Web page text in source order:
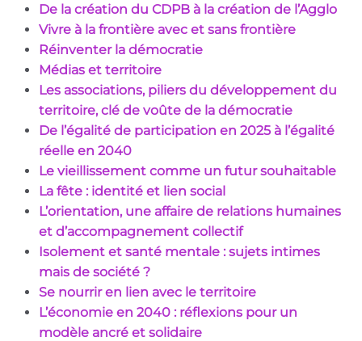
De la création du CDPB à la création de l’Agglo
Vivre à la frontière avec et sans frontière
Réinventer la démocratie
Médias et territoire
Les associations, piliers du développement du
territoire, clé de voûte de la démocratie
De l’égalité de participation en 2025 à l’égalité
réelle en 2040
Le vieillissement comme un futur souhaitable
La fête : identité et lien social
L’orientation, une affaire de relations humaines
et d’accompagnement collectif
Isolement et santé mentale : sujets intimes
mais de société ?
Se nourrir en lien avec le territoire
L’économie en 2040 : réflexions pour un
modèle ancré et solidaire